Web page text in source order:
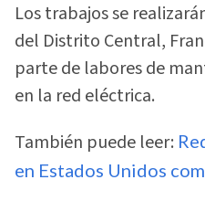
Los trabajos se
del Distrito Central,
parte de labores de
en la red eléctrica.
También puede leer:
en Estados Unidos